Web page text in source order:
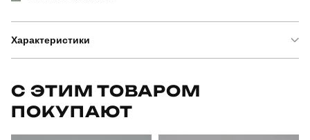
Характеристики
Артикул
С ЭТИМ ТОВАРОМ
ПОКУПАЮТ